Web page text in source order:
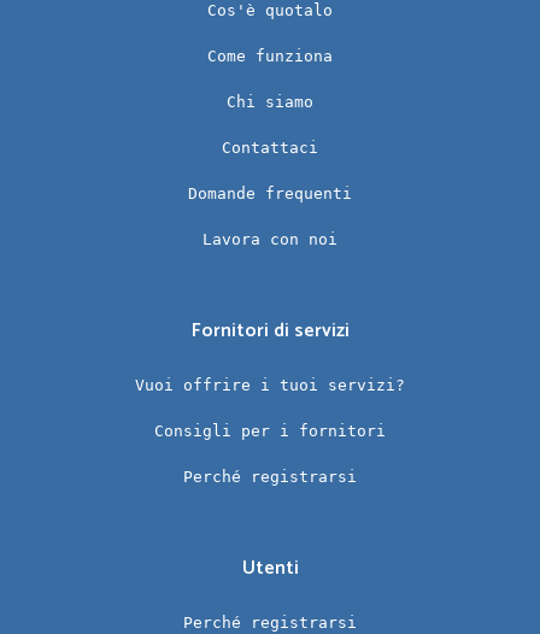
Cos'è quotalo
Come funziona
Chi siamo
Contattaci
Domande frequenti
Lavora con noi
Fornitori di servizi
Vuoi offrire i tuoi servizi?
Consigli per i fornitori
Perché registrarsi
Utenti
Perché registrarsi